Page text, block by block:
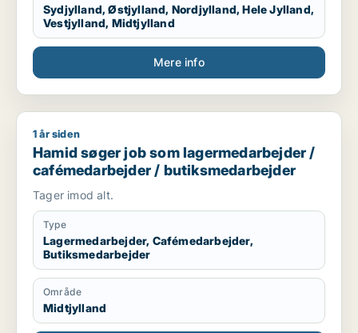
Sydjylland, Østjylland, Nordjylland, Hele Jylland,
Vestjylland, Midtjylland
Mere info
Hamid søger job som lagermedarbejder / cafémedarbejder
1 år siden
Hamid søger job som lagermedarbejder /
cafémedarbejder / butiksmedarbejder
Tager imod alt.
Type
Lagermedarbejder, Cafémedarbejder,
Butiksmedarbejder
Område
Midtjylland